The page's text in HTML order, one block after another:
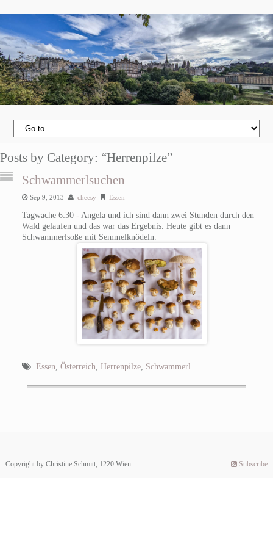
Posts by Category: “Herrenpilze”
Schwammerlsuchen
Sep 9, 2013 cheesy Essen
Tagwache 6:30 - Angela und ich sind dann zwei Stunden durch den
Wald gelaufen und das war das Ergebnis. Heute gibt es dann
Schwammerlsoße mit Semmelknödeln.
Essen Österreich Herrenpilze, Schwammerl
Copyright by Christine Schmitt, 1220 Wien. Subscribe